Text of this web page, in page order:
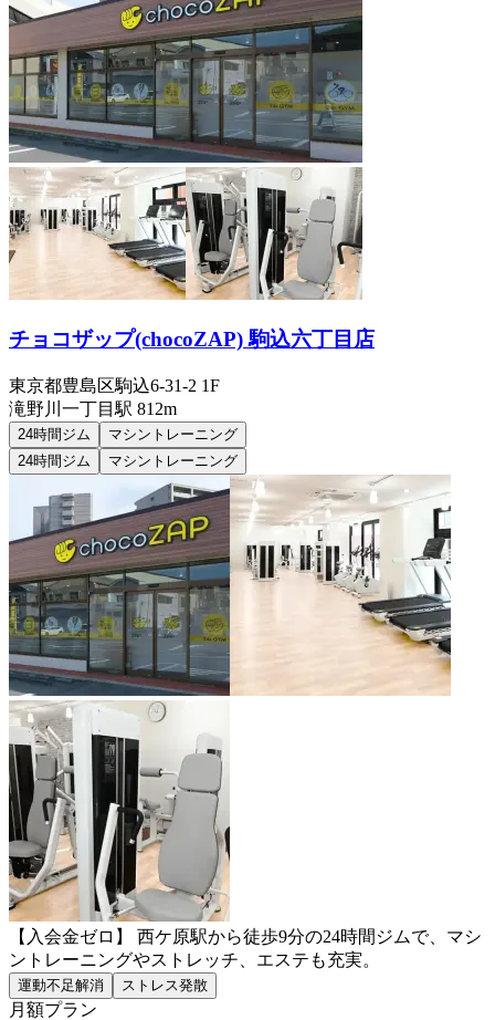
チョコザップ(chocoZAP) 駒込六丁目店
東京都豊島区駒込6-31-2 1F
滝野川一丁目 駅 812m
24時間ジム
マシントレーニング
24時間ジム
マシントレーニング
【入会金ゼロ】 西ケ原駅から徒歩9分の24時間ジムで、マシ
ントレーニングやストレッチ、エステも充実。
運動不足解消 ストレス発散
月額プラン